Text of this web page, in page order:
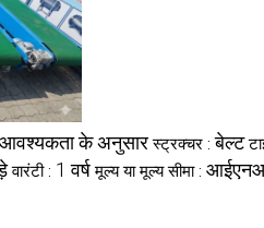
आवश्यकता के अनुसार स्ट्रक्चर :बेल्ट
वारंटी : 1 वर्ष मूल्य या मूल्य सीमा :